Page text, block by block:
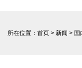
所在位置： 首页 > 新闻 > 国